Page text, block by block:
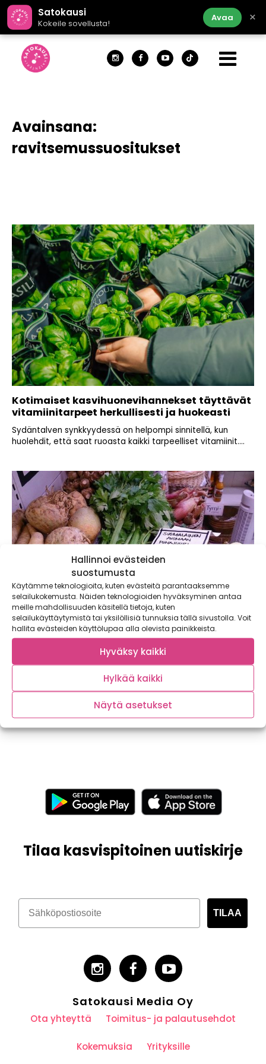
Hallinnoi evästeiden
suostumusta
Käytämme teknologioita, kuten evästeitä parantaaksemme
selailukokemusta. Näiden teknologioiden hyväksyminen antaa
meille mahdollisuuden käsitellä tietoja, kuten
selailukäyttäytymistä tai yksilöllisiä tunnuksia tällä sivustolla. Voit
hallita evästeiden käyttölupaa alla olevista painikkeista.
Hyväksy kaikki
Hylkää kaikki
Näytä asetukset
Satokausi
Kokeile sovellusta!
Avaa ×
Avainsana:
ravitsemussuositukset
Kotimaiset kasvihuonevihannekset täyttävät
vitamiinitarpeet herkullisesti ja huokeasti
Sydäntalven synkkyydessä on helpompi sinnitellä, kun
huolehdit, että saat ruoasta kaikki tarpeelliset vitamiinit....
Suosimalla satokauden kasviksia syöt
monipuolisemmin ja säästät rahaa sekä
ympäristöä
Kasvisten säännöllinen syöminen pidentää tutkitusti ihmisen
elinvuosia, mutta silti me suomalaiset syömme enemmän
Tilaa kasvispitoinen uutiskirje
TILAA
Satokausi Media Oy
Ota yhteyttä Toimitus- ja palautusehdot
Kokemuksia Yrityksille